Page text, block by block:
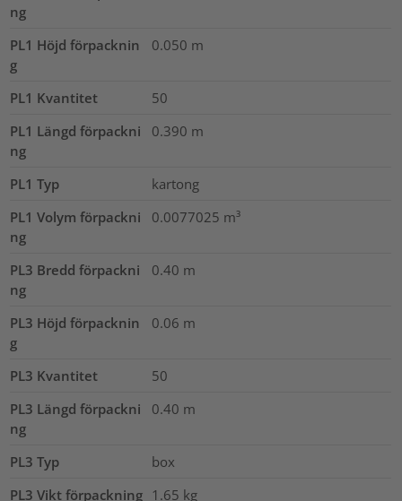
ng
PL1 Höjd förpacknin
g
0.050 m
PL1 Kvantitet
50
PL1 Längd förpackni
ng
0.390 m
PL1 Typ
kartong
PL1 Volym förpackni
ng
0.0077025 m³
PL3 Bredd förpackni
ng
0.40 m
PL3 Höjd förpacknin
g
0.06 m
PL3 Kvantitet
50
PL3 Längd förpackni
ng
0.40 m
PL3 Typ
box
PL3 Vikt förpackning 1.65 kg